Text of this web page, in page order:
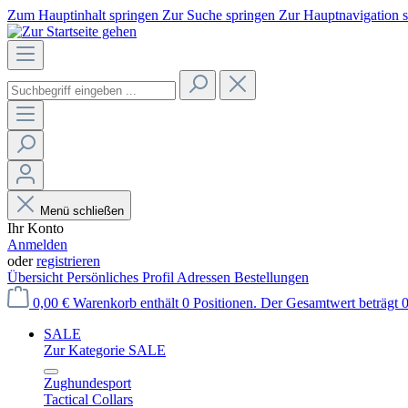
Zum Hauptinhalt springen Zur Suche springen Zur Hauptnavigation
Menü schließen
Ihr Konto
Anmelden
oderregistrieren
Übersicht Persönliches Profil Adressen Bestellungen
0,00 € Warenkorb enthält 0 Positionen. Der Gesamtwert beträgt
SALE
Zur Kategorie SALE
Zughundesport
Tactical Collars